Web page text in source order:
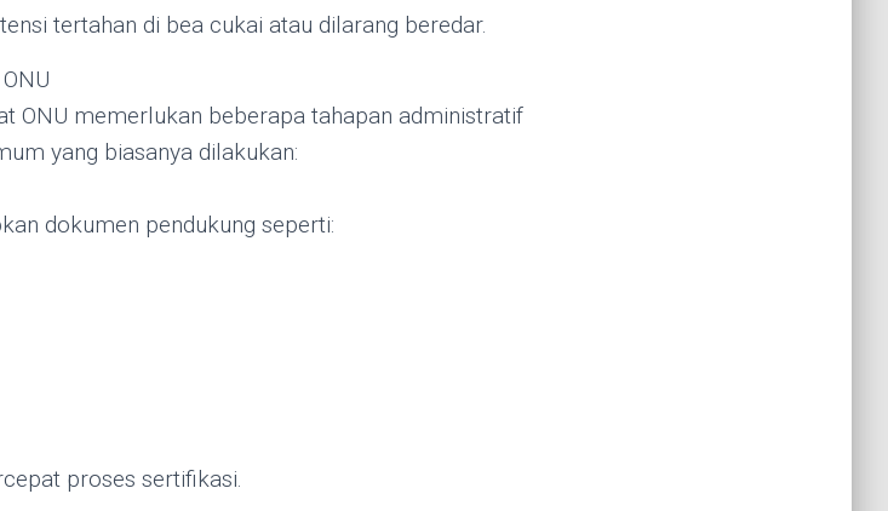
tertahan di bea cukai atau dilarang beredar.
ONU memerlukan beberapa tahapan administratif
yang biasanya dilakukan:
dokumen pendukung seperti:
proses sertifikasi.